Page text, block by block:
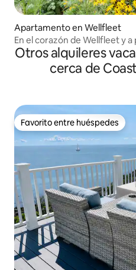
Apartamento en Wellfleet
En el corazón de Wellfleet y
Beach
Otros alquileres
cerca de
Favorito entre huéspedes
Favorito entre huéspedes